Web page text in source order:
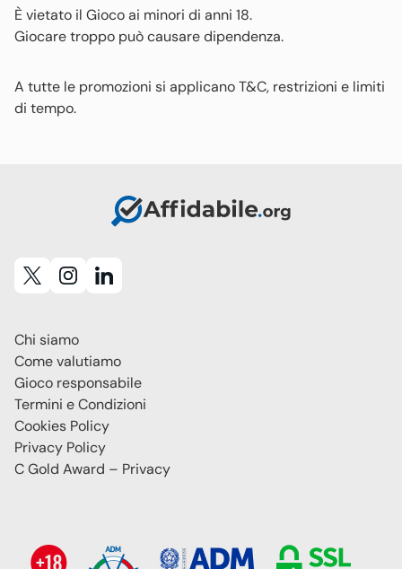
È vietato il Gioco ai minori di anni 18.
Giocare troppo può causare dipendenza.
A tutte le promozioni si applicano T&C, restrizioni e limiti
di tempo.
Chi siamo
Come valutiamo
Gioco responsabile
Termini e Condizioni
Cookies Policy
Privacy Policy
C Gold Award – Privacy